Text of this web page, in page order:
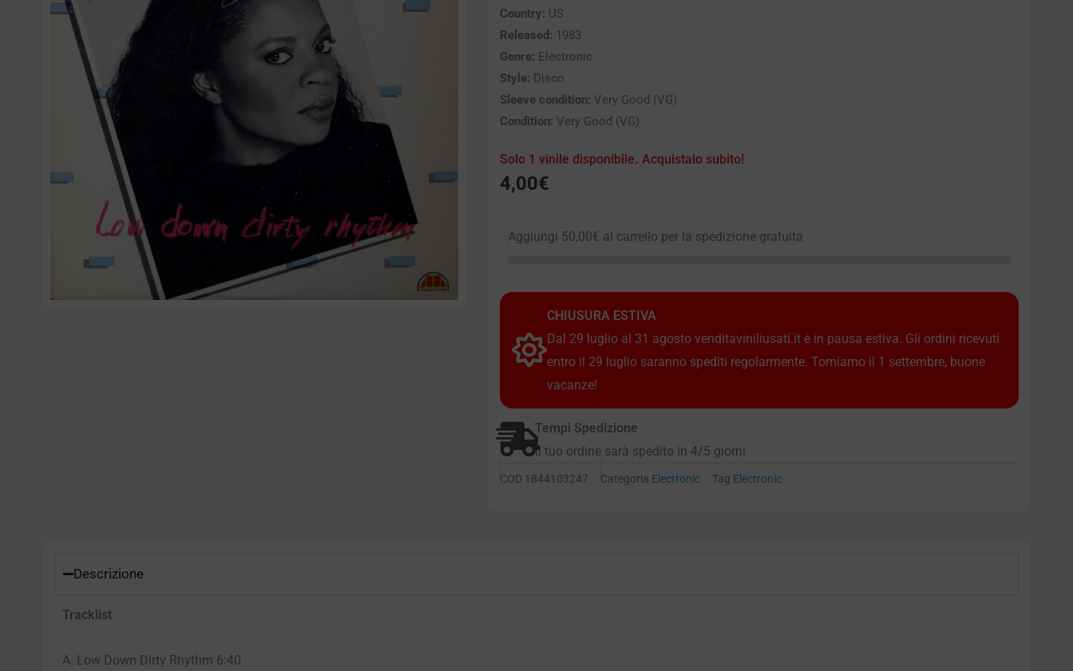
Country: US
Released: 1983
Genre: Electronic
Style: Disco
Sleeve condition: Very Good (VG)
Condition: Very Good (VG)
Solo 1 vinile disponibile. Acquistalo subito!
4,00€
Aggiungi 50,00€ al carrello per la spedizione gratuita
CHIUSURA ESTIVA
Dal 29 luglio al 31 agosto venditaviniliusati.it è in pausa estiva. Gli ordini ricevuti
entro il 29 luglio saranno spediti regolarmente. Torniamo il 1 settembre, buone
vacanze!
Tempi Spedizione
Il tuo ordine sarà spedito in 4/5 giorni
COD 1844103247 Categoria Electronic Tag Electronic
Descrizione
Tracklist
A. Low Down Dirty Rhythm 6:40